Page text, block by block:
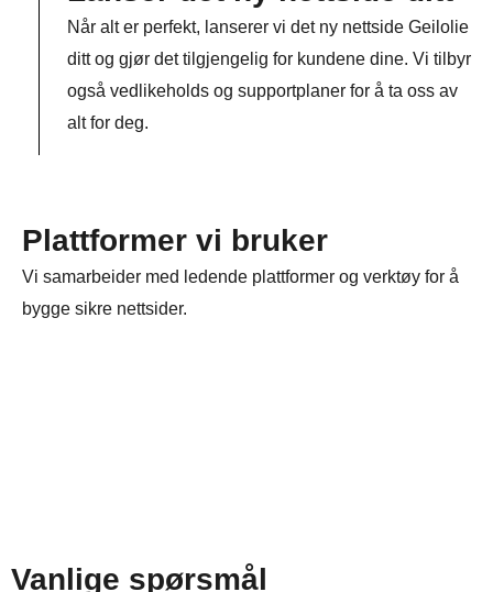
Når alt er perfekt, lanserer vi det ny nettside Geilolie
ditt og gjør det tilgjengelig for kundene dine. Vi tilbyr
også vedlikeholds og supportplaner for å ta oss av
alt for deg.
Plattformer vi bruker
Vi samarbeider med ledende plattformer og verktøy for å
bygge sikre nettsider.
Vanlige spørsmål